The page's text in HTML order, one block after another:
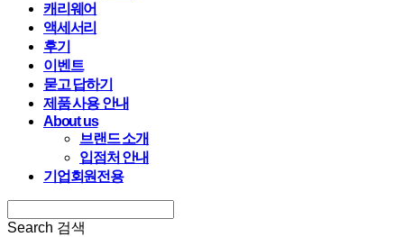
캐리웨어
액세서리
후기
이벤트
묻고 답하기
제품 사용 안내
About us
브랜드 소개
입점처 안내
기업회원전용
Search 검색